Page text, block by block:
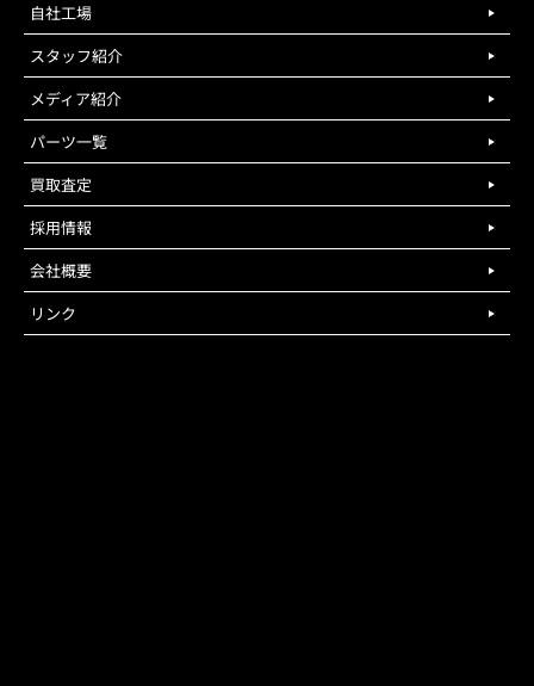
自社工場
スタッフ紹介
メディア紹介
パーツ一覧
買取査定
採用情報
会社概要
リンク